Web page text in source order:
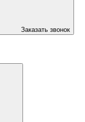
Заказать звонок